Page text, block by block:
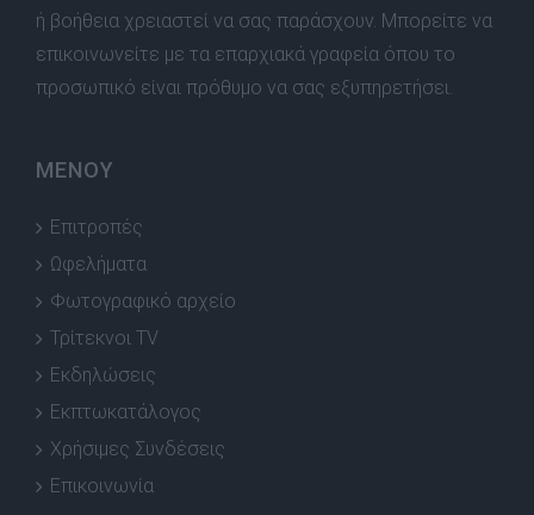
ή βοήθεια χρειαστεί να σας παράσχουν. Μπορείτε να
επικοινωνείτε με τα επαρχιακά γραφεία όπου το
προσωπικό είναι πρόθυμο να σας εξυπηρετήσει.
ΜΕΝΟΥ
Επιτροπές
Ωφελήματα
Φωτογραφικό αρχείο
Τρίτεκνοι TV
Εκδηλώσεις
Εκπτωκατάλογος
Χρήσιμες Συνδέσεις
Επικοινωνία